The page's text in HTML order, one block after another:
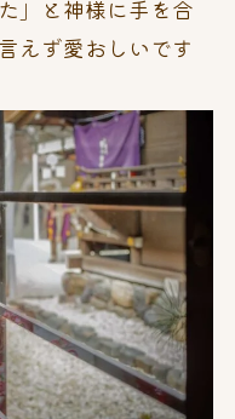
」と神様に手を合
えず愛おしいです